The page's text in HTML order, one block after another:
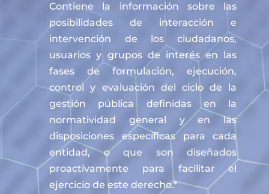
Contiene la información sobre las
posibilidades de interacción e
intervención de los ciudadanos,
usuarios y grupos de interés en las
fases de formulación, ejecución,
control y evaluación del ciclo de la
gestión pública definidas en la
normatividad general y en las
disposiciones específicas para cada
entidad, o que son diseñados
proactivamente para facilitar el
ejercicio de este derecho.*